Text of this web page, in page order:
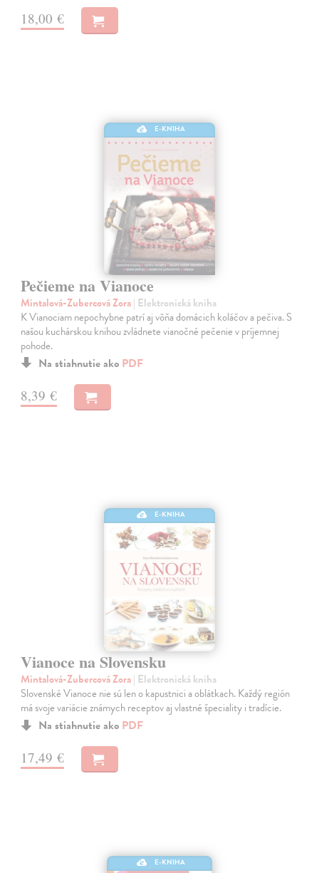
18,00 €
E-KNIHA
Pečieme na Vianoce
Mintalová-Zubercová Zora| Elektronická kniha
K Vianociam nepochybne patrí aj vôňa domácich koláčov a pečiva. S
našou kuchárskou knihou zvládnete vianočné pečenie v príjemnej
pohode.
Na stiahnutie ako PDF
8,39 €
E-KNIHA
Vianoce na Slovensku
Mintalová-Zubercová Zora| Elektronická kniha
Slovenské Vianoce nie sú len o kapustnici a oblátkach. Každý región
má svoje variácie známych receptov aj vlastné špeciality i tradície.
Na stiahnutie ako PDF
17,49 €
E-KNIHA